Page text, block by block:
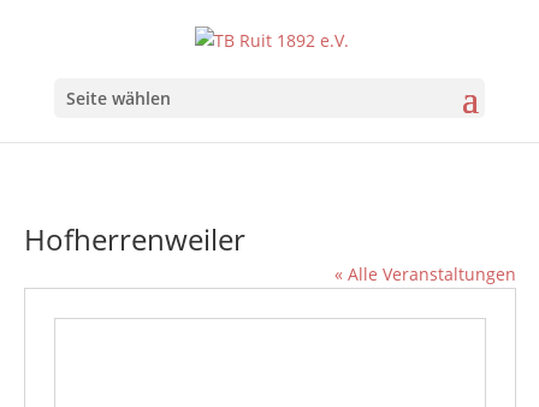
Seite wählen
Hofherrenweiler
« Alle Veranstaltungen